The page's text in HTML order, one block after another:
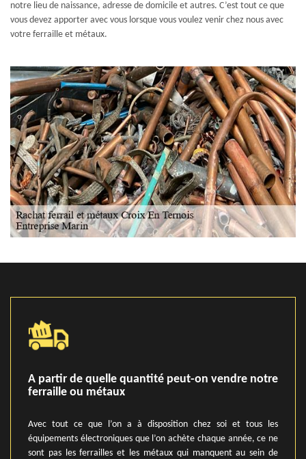
notre lieu de naissance, adresse de domicile et autres. C’est tout ce que
vous devez apporter avec vous lorsque vous voulez venir chez nous avec
votre ferraille et métaux.
A partir de quelle quantité peut-on vendre notre
ferraille ou métaux
Avec tout ce que l’on a à disposition chez soi et tous les
équipements électroniques que l’on achète chaque année, ce ne
sont pas les ferrailles et les métaux qui manquent au sein de